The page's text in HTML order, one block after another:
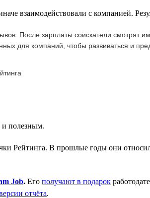
взаимодействовали с компанией.
После зарплаты соискатели смотрят
для компаний, чтобы развиваться и
и полезным.
Рейтинга. В прошлые годы они
Job. Его получают в подарок
отчёта.